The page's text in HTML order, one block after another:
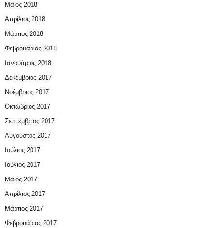
Μάιος 2018
Απρίλιος 2018
Μάρτιος 2018
Φεβρουάριος 2018
Ιανουάριος 2018
Δεκέμβριος 2017
Νοέμβριος 2017
Οκτώβριος 2017
Σεπτέμβριος 2017
Αύγουστος 2017
Ιούλιος 2017
Ιούνιος 2017
Μάιος 2017
Απρίλιος 2017
Μάρτιος 2017
Φεβρουάριος 2017